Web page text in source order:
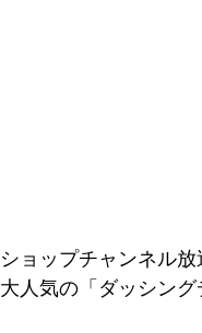
ショップチャンネル放
大人気の「ダッシング